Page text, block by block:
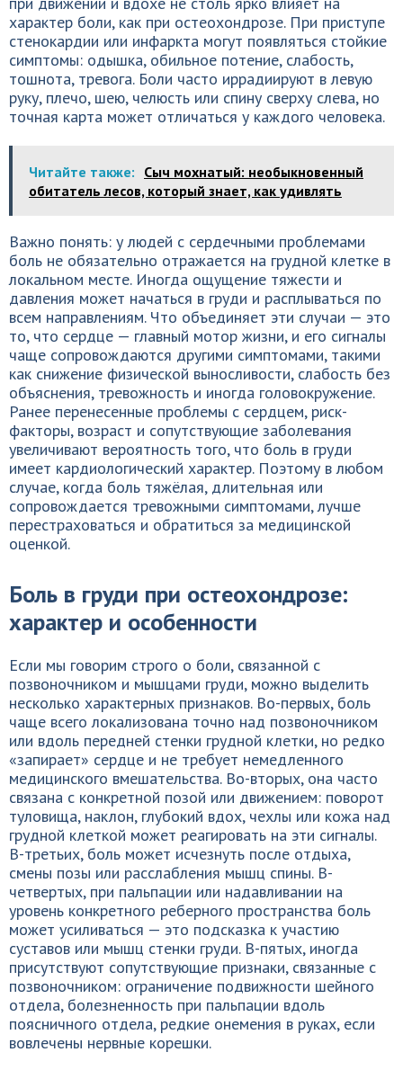
характер боли, как при остеохондрозе. При приступе
стенокардии или инфаркта могут появляться стойкие
симптомы: одышка, обильное потение, слабость,
тошнота, тревога. Боли часто иррадиируют в левую
руку, плечо, шею, челюсть или спину сверху слева, но
точная карта может отличаться у каждого человека.
Читайте также: Сыч мохнатый: необыкновенный
обитатель лесов, который знает, как удивлять
Важно понять: у людей с сердечными проблемами
боль не обязательно отражается на грудной клетке в
локальном месте. Иногда ощущение тяжести и
давления может начаться в груди и расплываться по
всем направлениям. Что объединяет эти случаи — это
то, что сердце — главный мотор жизни, и его сигналы
чаще сопровождаются другими симптомами, такими
как снижение физической выносливости, слабость без
объяснения, тревожность и иногда головокружение.
Ранее перенесенные проблемы с сердцем, риск-
факторы, возраст и сопутствующие заболевания
увеличивают вероятность того, что боль в груди
имеет кардиологический характер. Поэтому в любом
случае, когда боль тяжёлая, длительная или
сопровождается тревожными симптомами, лучше
перестраховаться и обратиться за медицинской
оценкой.
Боль в груди при остеохондрозе:
характер и особенности
Если мы говорим строго о боли, связанной с
позвоночником и мышцами груди, можно выделить
несколько характерных признаков. Во-первых, боль
чаще всего локализована точно над позвоночником
или вдоль передней стенки грудной клетки, но редко
«запирает» сердце и не требует немедленного
медицинского вмешательства. Во-вторых, она часто
связана с конкретной позой или движением: поворот
туловища, наклон, глубокий вдох, чехлы или кожа над
грудной клеткой может реагировать на эти сигналы.
В-третьих, боль может исчезнуть после отдыха,
смены позы или расслабления мышц спины. В-
четвертых, при пальпации или надавливании на
уровень конкретного реберного пространства боль
может усиливаться — это подсказка к участию
суставов или мышц стенки груди. В-пятых, иногда
присутствуют сопутствующие признаки, связанные с
позвоночником: ограничение подвижности шейного
отдела, болезненность при пальпации вдоль
поясничного отдела, редкие онемения в руках, если
вовлечены нервные корешки.